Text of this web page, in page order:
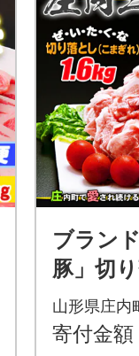
ブラン
豚」切
切れ
山形県庄内
寄付金額